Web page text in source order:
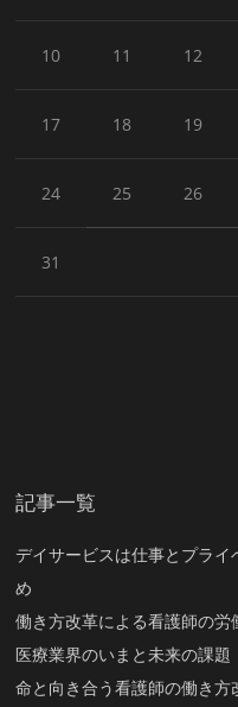
10 11 12
17 18 19
24 25 26
31
記事一覧
デイサービスは仕事とプラ
め
働き方改革による看護師の労
医療業界のいまと未来の課題
命と向き合う看護師の働き方